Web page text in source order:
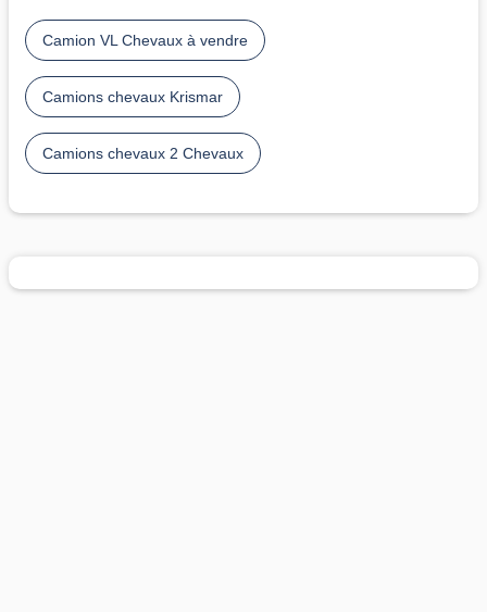
Camion VL Chevaux à vendre
Camions chevaux Krismar
Camions chevaux 2 Chevaux